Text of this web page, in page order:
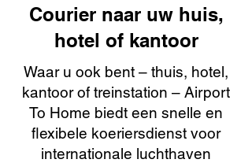
Courier naar uw huis,
hotel of kantoor
Waar u ook bent – thuis, hotel,
kantoor of treinstation – Airport
To Home biedt een snelle en
flexibele koeriersdienst voor
internationale luchthaven